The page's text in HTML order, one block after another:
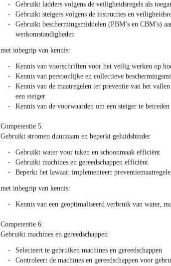
Gebruikt ladders volgens de veiligheidsregels als
Gebruikt steigers volgens de instructies en
Gebruikt beschermingsmiddelen (PBM’s en CBM’s)
werkomstandigheden
met inbegrip van kennis:
Kennis van voorschriften voor het veilig werken op
Kennis van persoonlijke en collectieve
Kennis van de maatregelen ter preventie van het
een steiger
Kennis van de voorwaarden om een steiger te betreden
Competentie 5:
Gebruikt stromen duurzaam en beperkt geluidshinder
Gebruikt water voor taken en schoonmaak efficiënt
Gebruikt machines en gereedschappen efficiënt
Beperkt het lawaai: implementeert
met inbegrip van kennis:
Kennis van een geoptimaliseerd verbruik van water,
Competentie 6:
Gebruikt machines en gereedschappen
Selecteert te gebruiken machines en gereedschappen
Controleert de machines en gereedschappen voor